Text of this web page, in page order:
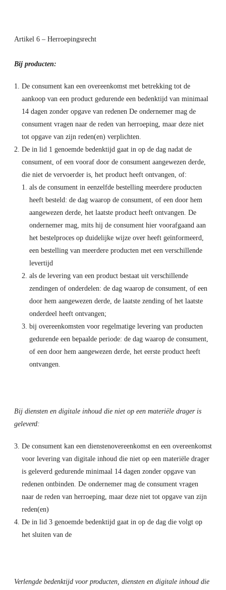
Artikel 6 – Herroepingsrecht
Bij producten:
De consument kan een overeenkomst met betrekking tot de
aankoop van een product gedurende een bedenktijd van minimaal
14 dagen zonder opgave van redenen De ondernemer mag de
consument vragen naar de reden van herroeping, maar deze niet
tot opgave van zijn reden(en) verplichten.
De in lid 1 genoemde bedenktijd gaat in op de dag nadat de
consument, of een vooraf door de consument aangewezen derde,
die niet de vervoerder is, het product heeft ontvangen, of:
als de consument in eenzelfde bestelling meerdere producten
heeft besteld: de dag waarop de consument, of een door hem
aangewezen derde, het laatste product heeft ontvangen. De
ondernemer mag, mits hij de consument hier voorafgaand aan
het bestelproces op duidelijke wijze over heeft geïnformeerd,
een bestelling van meerdere producten met een verschillende
levertijd
als de levering van een product bestaat uit verschillende
zendingen of onderdelen: de dag waarop de consument, of een
door hem aangewezen derde, de laatste zending of het laatste
onderdeel heeft ontvangen;
bij overeenkomsten voor regelmatige levering van producten
gedurende een bepaalde periode: de dag waarop de consument,
of een door hem aangewezen derde, het eerste product heeft
ontvangen.
Bij diensten en digitale inhoud die niet op een materiële drager is
geleverd:
De consument kan een dienstenovereenkomst en een overeenkomst
voor levering van digitale inhoud die niet op een materiële drager
is geleverd gedurende minimaal 14 dagen zonder opgave van
redenen ontbinden. De ondernemer mag de consument vragen
naar de reden van herroeping, maar deze niet tot opgave van zijn
reden(en)
De in lid 3 genoemde bedenktijd gaat in op de dag die volgt op
het sluiten van de
Verlengde bedenktijd voor producten, diensten en digitale inhoud die